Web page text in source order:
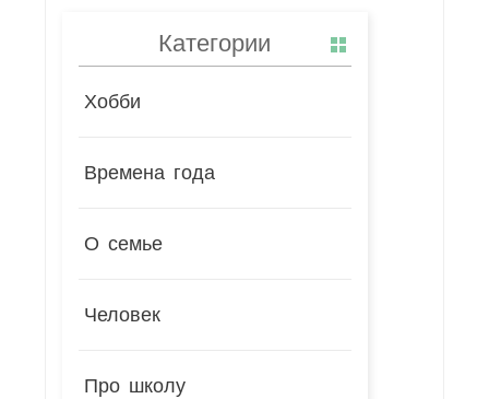
Категории
Хобби
Времена года
О семье
Человек
Про школу